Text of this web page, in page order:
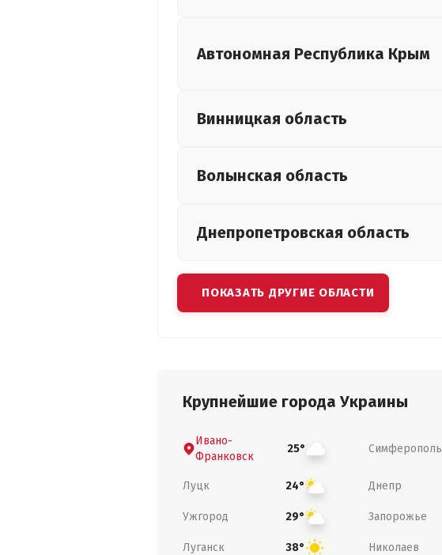
Автономная Республика Крым
Винницкая область
Волынская область
Днепропетровская область
ПОКАЗАТЬ ДРУГИЕ ОБЛАСТИ
Крупнейшие города Украины
Ивано-
Франковск
25° Симферополь
Луцк 24° Днепр
Ужгород 29° Запорожье
Луганск 38° Николаев